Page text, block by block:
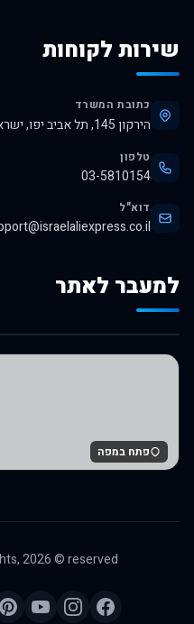
שירות לקוחות
כתובת המשרד
הירקון 145, תל אביב יפו, ישראל, 6345313
טלפון
03-5810154
דוא"ל
למעבר לאתר
לרכישה באלי אקספרס
פתח במפה
2026© reserved